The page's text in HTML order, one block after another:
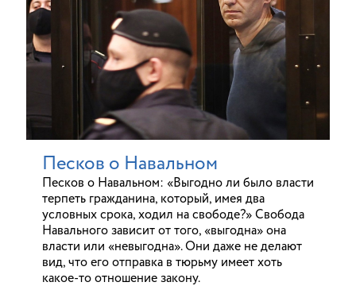
Песков о Навальном
Песков о Навальном: «Выгодно ли было власти
терпеть гражданина, который, имея два
условных срока, ходил на свободе?» Свобода
Навального зависит от того, «выгодна» она
власти или «невыгодна». Они даже не делают
вид, что его отправка в тюрьму имеет хоть
какое-то отношение закону.